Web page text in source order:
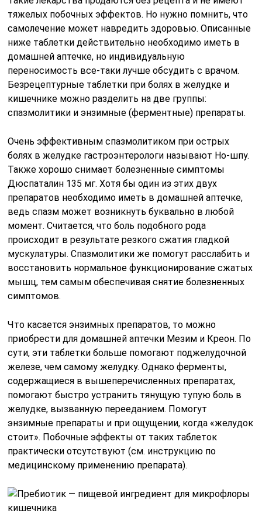
тяжелых побочных эффектов. Но нужно помнить, что
самолечение может навредить здоровью. Описанные
ниже таблетки действительно необходимо иметь в
домашней аптечке, но индивидуальную
переносимость все-таки лучше обсудить с врачом.
Безрецептурные таблетки при болях в желудке и
кишечнике можно разделить на две группы:
спазмолитики и энзимные (ферментные) препараты.
Очень эффективным спазмолитиком при острых
болях в желудке гастроэнтерологи называют Но-шпу.
Также хорошо снимает болезненные симптомы
Дюспаталин 135 мг. Хотя бы один из этих двух
препаратов необходимо иметь в домашней аптечке,
ведь спазм может возникнуть буквально в любой
момент. Считается, что боль подобного рода
происходит в результате резкого сжатия гладкой
мускулатуры. Спазмолитики же помогут расслабить и
восстановить нормальное функционирование сжатых
мышц, тем самым обеспечивая снятие болезненных
симптомов.
Что касается энзимных препаратов, то можно
приобрести для домашней аптечки Мезим и Креон. По
сути, эти таблетки больше помогают поджелудочной
железе, чем самому желудку. Однако ферменты,
содержащиеся в вышеперечисленных препаратах,
помогают быстро устранить тянущую тупую боль в
желудке, вызванную перееданием. Помогут
энзимные препараты и при ощущении, когда «желудок
стоит». Побочные эффекты от таких таблеток
практически отсутствуют (см. инструкцию по
медицинскому применению препарата).